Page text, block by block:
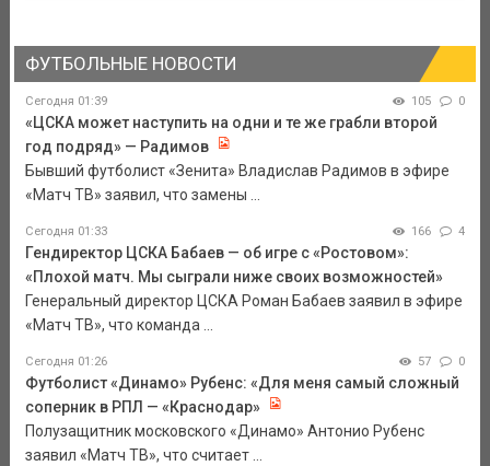
ФУТБОЛЬНЫЕ НОВОСТИ
Сегодня 01:39 105 0
«ЦСКА может наступить на одни и те же грабли второй
год подряд» — Радимов
Бывший футболист «Зенита» Владислав Радимов в эфире
«Матч ТВ» заявил, что замены ...
Сегодня 01:33 166 4
Гендиректор ЦСКА Бабаев — об игре с «Ростовом»:
«Плохой матч. Мы сыграли ниже своих возможностей»
Генеральный директор ЦСКА Роман Бабаев заявил в эфире
«Матч ТВ», что команда ...
Сегодня 01:26 57 0
Футболист «Динамо» Рубенс: «Для меня самый сложный
соперник в РПЛ — «Краснодар»
Полузащитник московского «Динамо» Антонио Рубенс
заявил «Матч ТВ», что считает ...